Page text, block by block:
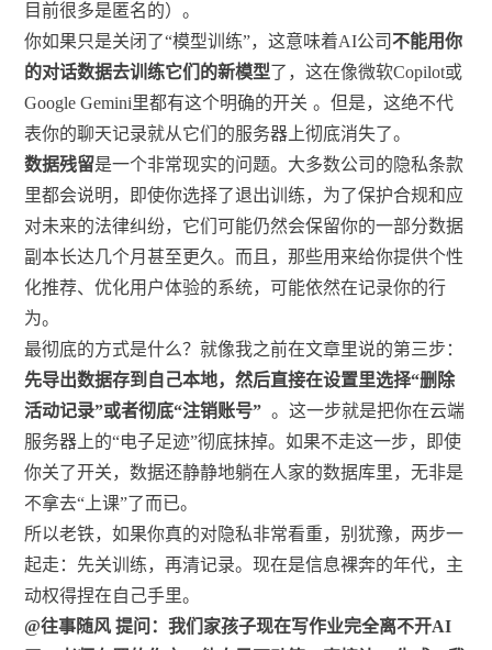
目前很多是匿名的）。
你如果只是关闭了“模型训练”，这意味着AI公司不能用你
的对话数据去训练它们的新模型了，这在像微软Copilot或
Google Gemini里都有这个明确的开关 。但是，这绝不代
表你的聊天记录就从它们的服务器上彻底消失了。
数据残留是一个非常现实的问题。大多数公司的隐私条款
里都会说明，即使你选择了退出训练，为了保护合规和应
对未来的法律纠纷，它们可能仍然会保留你的一部分数据
副本长达几个月甚至更久。而且，那些用来给你提供个性
化推荐、优化用户体验的系统，可能依然在记录你的行
为。
最彻底的方式是什么？就像我之前在文章里说的第三步：
先导出数据存到自己本地，然后直接在设置里选择“删除
活动记录”或者彻底“注销账号” 。这一步就是把你在云端
服务器上的“电子足迹”彻底抹掉。如果不走这一步，即使
你关了开关，数据还静静地躺在人家的数据库里，无非是
不拿去“上课”了而已。
所以老铁，如果你真的对隐私非常看重，别犹豫，两步一
起走：先关训练，再清记录。现在是信息裸奔的年代，主
动权得捏在自己手里。
@往事随风 提问：我们家孩子现在写作业完全离不开AI